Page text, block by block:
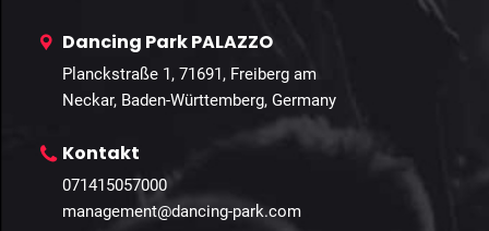
Dancing Park PALAZZO
Planckstraße 1, 71691, Freiberg am
Neckar, Baden-Württemberg, Germany
Kontakt
071415057000
management@dancing-park.com